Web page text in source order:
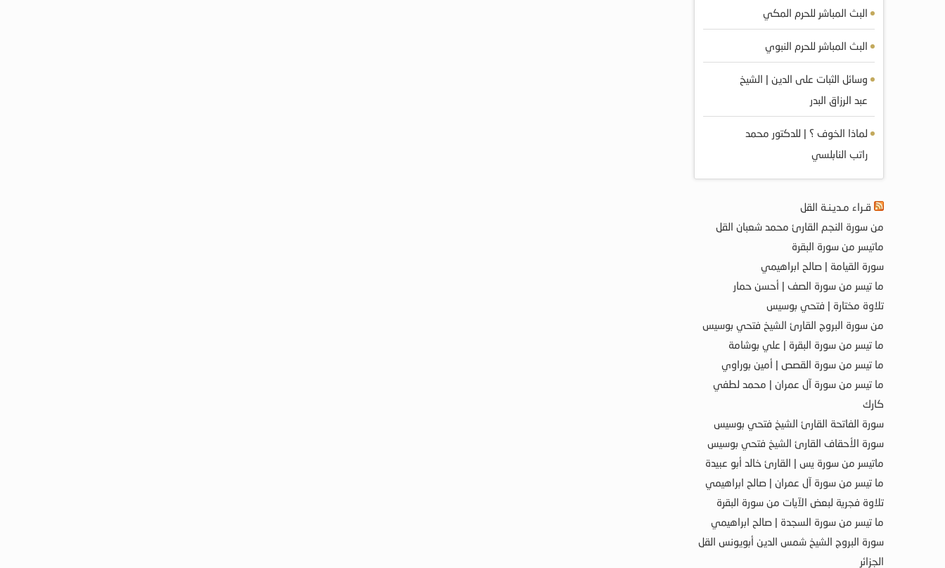
البث المباشر للحرم المكي
البث المباشر للحرم النبوي
وسائل الثبات على الدين | الشيخ
عبد الرزاق البدر
لماذا الخوف ؟ | للدكتور محمد
راتب النابلسي
قـراء مـديـنـة القل
من سورة النجم القارئ محمد شعبان القل
ماتيسر من سورة البقرة
سورة القيامة | صالح ابراهيمي
ما تيسر من سورة الصف | أحسن حمار
تلاوة مختارة | فتحي بوسيس
من سورة البروج القارئ الشيخ فتحي بوسيس
ما تيسر من سورة البقرة | علي بوشامة
ما تيسر من سورة القصص | أمين بوراوي
ما تيسر من سورة آل عمران | محمد لطفي
كارك
سورة الفاتحة القارئ الشيخ فتحي بوسيس
سورة الأحقاف القارئ الشيخ فتحي بوسيس
ماتيسر من سورة يس | القارئ خالد أبو عبيدة
ما تيسر من سورة آل عمران | صالح ابراهيمي
تلاوة فجرية لبعض الآيات من سورة البقرة
ما تيسر من سورة السجدة | صالح ابراهيمي
سورة البروج الشيخ شمس الدين أبويونس القل
الجزائر